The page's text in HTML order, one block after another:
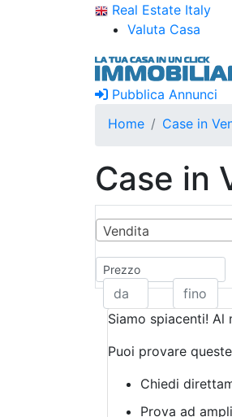
Real Estate Italy
Valuta Casa
Pubblica Annunci
Home
Case in
Case in
Vendita
Prezzo
Siamo spiacenti!
Puoi provare
Chiedi
Prova ad